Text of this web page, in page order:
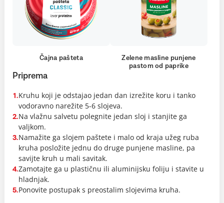
Čajna pašteta
Zelene masline punjene
pastom od paprike
Priprema
1.Kruhu koji je odstajao jedan dan izrežite koru i tanko
vodoravno narežite 5-6 slojeva.
2.Na vlažnu salvetu polegnite jedan sloj i stanjite ga
valjkom.
3.Namažite ga slojem paštete i malo od kraja užeg ruba
kruha posložite jednu do druge punjene masline, pa
savijte kruh u mali savitak.
4.Zamotajte ga u plastičnu ili aluminijsku foliju i stavite u
hladnjak.
5.Ponovite postupak s preostalim slojevima kruha.